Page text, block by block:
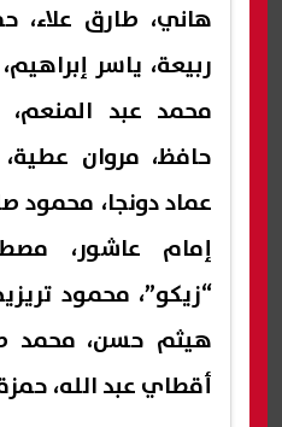
هاني، طارق
ربيعة، ياسر
محمد عبد
حافظ، مروان
عماد دونجا، محمود
إمام عاشور،
“زيكو”، محمود
هيثم حسن، محمد
أقطاي عبد الله،